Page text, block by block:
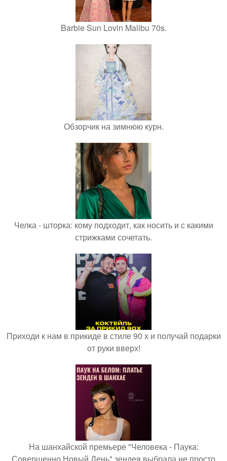
Barbie Sun Lovin Malibu 70s.
Обзорчик на зимнюю курн.
Челка - шторка: кому подходит, как носить и с какими
стрижками сочетать.
Приходи к нам в прикиде в стиле 90 х и получай подарки
от руки вверх!
На шанхайской премьере "Человека - Паука:
Совершенно Новый День" зендея выбрала не просто